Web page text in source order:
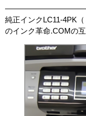
純正型
番
LC11BK
カラー
ブラッ
ク
顔料・
染料
ICチッ
純正インクLC11-4PK
のインク革命.COMの